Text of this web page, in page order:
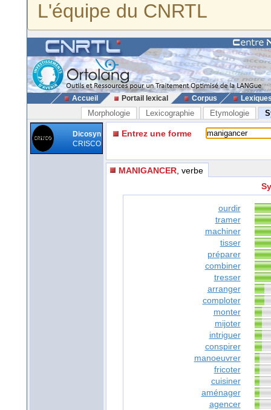
L'équipe du CNRTL
Accueil Portail lexical Corpus
Morphologie Lexicographie Etymologie
Dicosyn
CRISCO
Entrez une forme
MANIGANCER , verbe
ourdir
tramer
machiner
tisser
préparer
combiner
tresser
arranger
comploter
monter
mijoter
intriguer
conspirer
manoeuvrer
fricoter
cuisiner
aménager
agencer